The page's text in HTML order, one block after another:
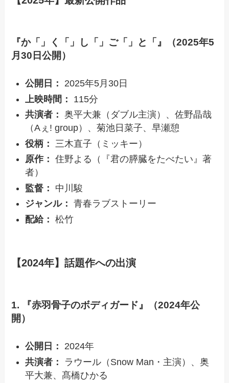
『か「」く「」し「」ご「」と「』（2025年5
月30日公開）
公開日：
2025年5月30日
上映時間：
115分
共演者： 奥平大兼（ダブル主演）、佐野晶哉
（Aぇ! group）、菊池日菜子、早瀬憩
役柄：
三木直子（ミッキー）
原作： 住野よる（『君の膵臓をたべたい』著
者）
監督：
中川駿
ジャンル： 青春ラブストーリー
配給： 松竹
【2024年】話題作への出演
1. 『赤羽骨子のボディガード』（2024年公
開）
公開日：
2024年
共演者：
ラウール（Snow Man・主演）、奥
平大兼、髙橋ひかる